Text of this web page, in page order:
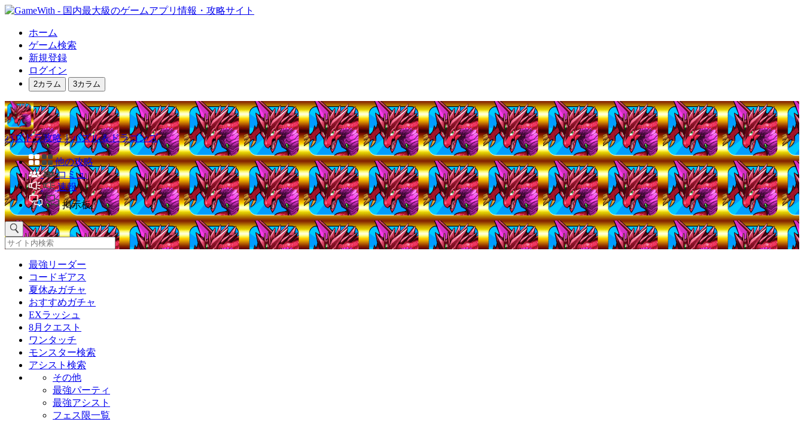
ホーム
ゲーム検索
新規登録
ログイン
2カラム 3カラム
パズドラ攻略｜パズル＆ドラゴンズ
他の攻略
コミュ
速報
掲示板
最強リーダー
コードギアス
夏休みガチャ
おすすめガチャ
EXラッシュ
8月クエスト
ワンタッチ
モンスター検索
アシスト検索
その他
最強パーティ
最強アシスト
フェス限一覧